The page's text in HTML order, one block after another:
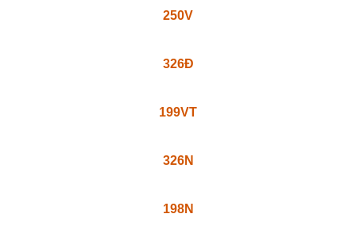
250N
250Đ
216XNC
518VT